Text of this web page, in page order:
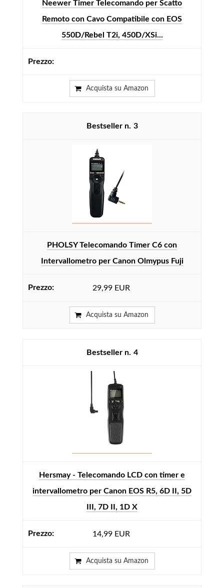
Neewer Timer Telecomando per Scatto
Remoto con Cavo Compatibile con EOS
550D/Rebel T2i, 450D/XSi...
Acquista su Amazon
3
PHOLSY Telecomando Timer C6 con
Intervallometro per Canon Olmypus Fuji
29,99 EUR
Acquista su Amazon
4
Hersmay - Telecomando LCD con timer e
intervallometro per Canon EOS R5, 6D II, 5D
III, 7D II, 1D X
14,99 EUR
Acquista su Amazon